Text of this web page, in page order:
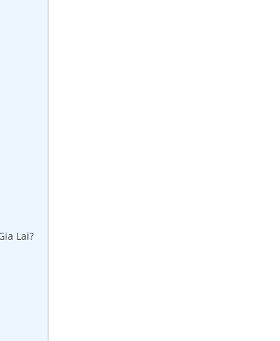
Lai?